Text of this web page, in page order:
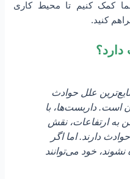
کمک کنیم تا محیط کاری
کنید.
علل حوادث
است. داربست‌ها، با
به ارتفاعات، نقش
دارند. اما اگر
خود می‌توانند